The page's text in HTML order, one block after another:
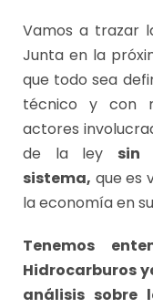
Vamos a trazar
Junta en la
que todo sea
técnico y con
actores
de la ley sin
sistema, que es
la economía en
Tenemos
Hidrocarburos
análisis sobre